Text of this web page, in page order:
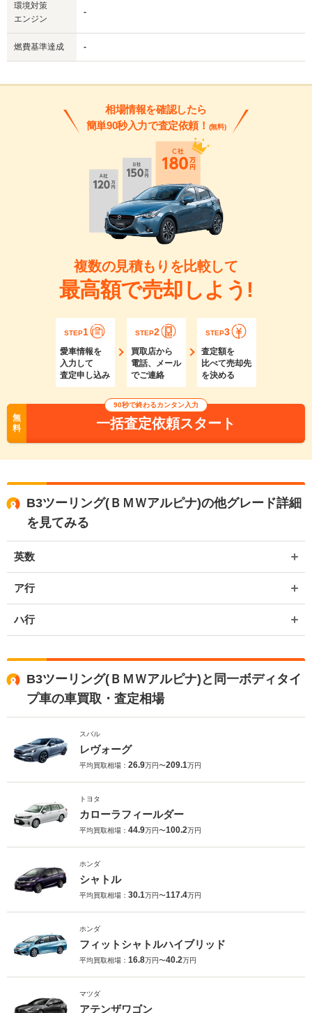
環境対策
エンジン
-
燃費基準達成 -
相場情報を確認したら
簡単90秒入力で査定依頼！ (無料)
複数の見積もりを比較して
最高額で売却しよう!
STEP1
愛車情報を
入力して
査定申し込み
STEP2
買取店から
電話、メール
でご連絡
STEP3
査定額を
比べて売却先
を決める
無
料
90秒で終わるカンタン入力
一括査定依頼スタート
B3ツーリング(ＢＭＷアルピナ)の他グレード詳細
を見てみる
英数
ア行
ハ行
B3ツーリング(ＢＭＷアルピナ)と同一ボディタイ
プ車の車買取・査定相場
スバル
レヴォーグ
平均買取相場： 26.9万円〜209.1万円
トヨタ
カローラフィールダー
平均買取相場： 44.9万円〜100.2万円
ホンダ
シャトル
平均買取相場： 30.1万円〜117.4万円
ホンダ
フィットシャトルハイブリッド
平均買取相場： 16.8万円〜40.2万円
マツダ
アテンザワゴン